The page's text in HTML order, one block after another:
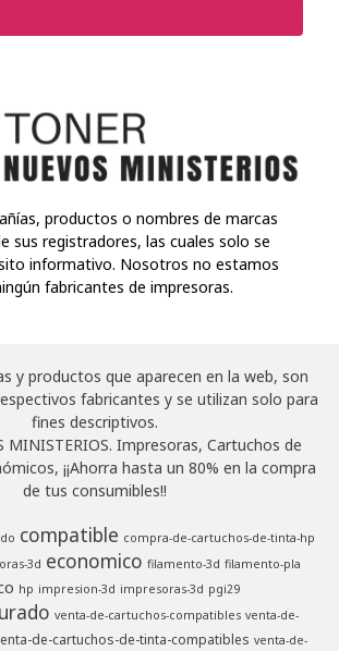
productos o nombres de marcas
sus registradores, las cuales solo se
informativo. Nosotros no estamos
fabricantes de impresoras.
y productos que aparecen en la web, son
fabricantes y se utilizan solo para
fines descriptivos.
MINISTERIOS. Impresoras, Cartuchos de
¡¡Ahorra hasta un 80% en la compra
de tus consumibles!!
compatible compra-de-cartuchos-de-tinta-hp
3d economico filamento-3d filamento-pla
hp impresion-3d impresoras-3d pgi29
venta-de-cartuchos-compatibles venta-de-
de-cartuchos-de-tinta-compatibles venta-de-